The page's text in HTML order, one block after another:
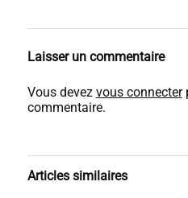
Laisser un commentaire
Vous devez vous connecter
commentaire.
Articles similaires